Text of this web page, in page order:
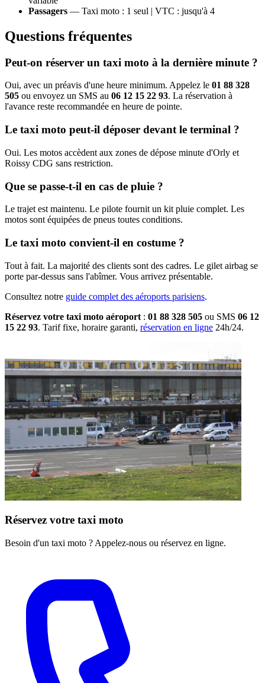
Passagers — Taxi moto : 1 seul | VTC : jusqu'à 4
Questions fréquentes
Peut-on réserver un taxi moto à la dernière minute ?
Oui, avec un préavis d'une heure minimum. Appelez le 01 88 328
505 ou envoyez un SMS au 06 12 15 22 93. La réservation à
l'avance reste recommandée en heure de pointe.
Le taxi moto peut-il déposer devant le terminal ?
Oui. Les motos accèdent aux zones de dépose minute d'Orly et
Roissy CDG sans restriction.
Que se passe-t-il en cas de pluie ?
Le trajet est maintenu. Le pilote fournit un kit pluie complet. Les
motos sont équipées de pneus toutes conditions.
Le taxi moto convient-il en costume ?
Tout à fait. La majorité des clients sont des cadres. Le gilet airbag se
porte par-dessus sans l'abîmer. Vous arrivez présentable.
Consultez notre guide complet des aéroports parisiens.
Réservez votre taxi moto aéroport : 01 88 328 505 ou SMS 06 12
15 22 93. Tarif fixe, horaire garanti, réservation en ligne 24h/24.
Réservez votre taxi moto
Besoin d'un taxi moto ? Appelez-nous ou réservez en ligne.